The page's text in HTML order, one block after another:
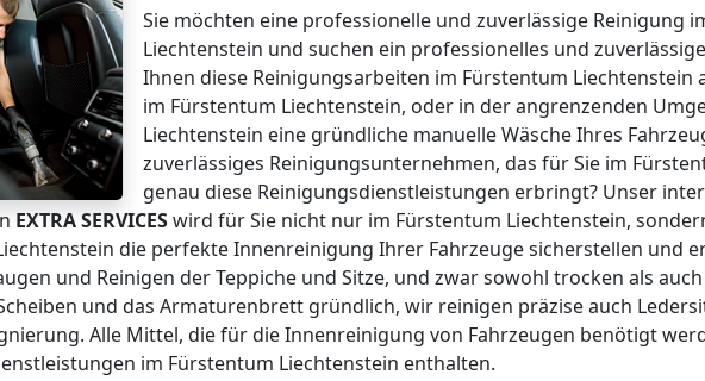
Sie möchten eine professionelle und zuverlässige Reinigung
Liechtenstein und suchen ein professionelles und
Ihnen diese Reinigungsarbeiten im Fürstentum Liechtenstein
im Fürstentum Liechtenstein, oder in der angrenzenden
Liechtenstein eine gründliche manuelle Wäsche Ihres
zuverlässiges Reinigungsunternehmen, das für Sie im
genau diese Reinigungsdienstleistungen erbringt? Unser
EXTRA SERVICESwird für Sie nicht nur im Fürstentum Liechtenstein,
die perfekte Innenreinigung Ihrer Fahrzeuge sicherstellen und
und Reinigen der Teppiche und Sitze, und zwar sowohl trocken als
und das Armaturenbrett gründlich, wir reinigen präzise auch
Alle Mittel, die für die Innenreinigung von Fahrzeugen benötigt
im Fürstentum Liechtenstein enthalten.